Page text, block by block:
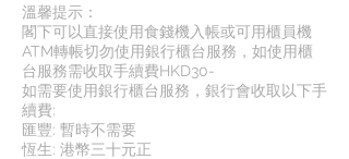
溫馨提示：
閣下可以直接使用食錢機入帳或可用櫃員機
ATM轉帳切勿使用銀行櫃台服務，如使用櫃
台服務需收取手續費HKD30-
如需要使用銀行櫃台服務，銀行會收取以下手
續費:
匯豐: 暫時不需要
恆生: 港幣三十元正